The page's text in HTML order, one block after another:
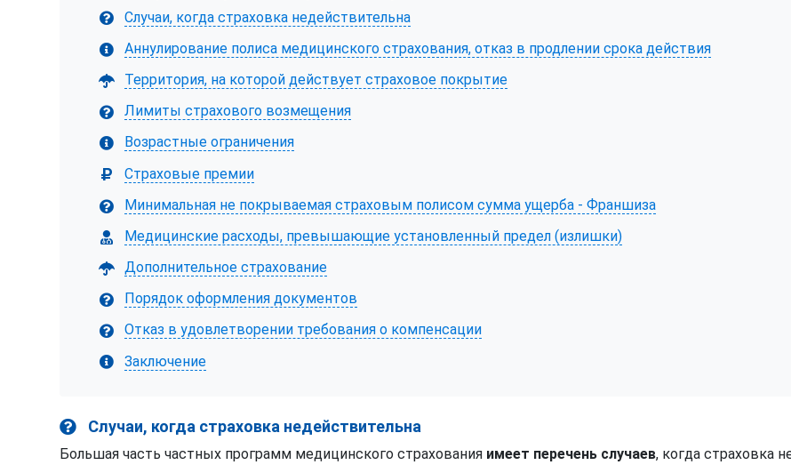
Случаи, когда страховка недействительна
Аннулирование полиса медицинского страхования, отказ в продлении срока действия
Территория, на которой действует страховое покрытие
Лимиты страхового возмещения
Возрастные ограничения
Страховые премии
Минимальная не покрываемая страховым полисом сумма ущерба - Франшиза
Медицинские расходы, превышающие установленный предел (излишки)
Дополнительное страхование
Порядок оформления документов
Отказ в удовлетворении требования о компенсации
Заключение
Случаи, когда страховка недействительна
Большая часть частных программ медицинского страхования имеет перечень случаев, когда страховка